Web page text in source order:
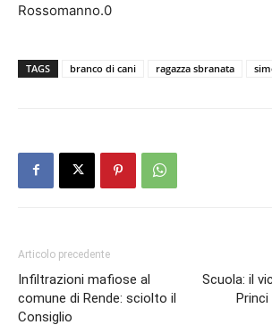
Rossomanno.0
TAGS branco di cani ragazza sbranata
Articolo precedente
Infiltrazioni mafiose al
comune di Rende: sciolto il
Consiglio
Scuola: il